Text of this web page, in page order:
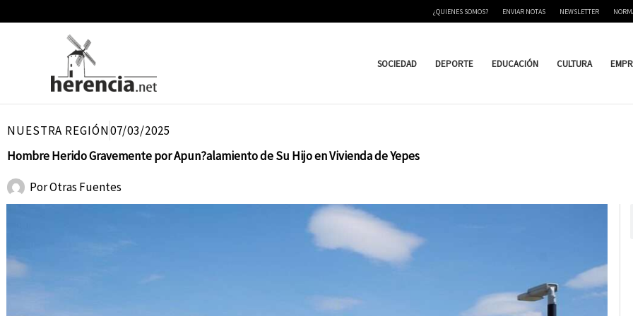
¿QUIENES SOMOS? ENVIAR NOTAS NEWSLETTER
SOCIEDAD DEPORTE EDUCACIÓN CULTURA
NUESTRA REGIÓN07/03/2025
Hombre Herido Gravemente por Apun?alamiento de Su Hijo en Vivienda de Yepes
PorOtras Fuentes